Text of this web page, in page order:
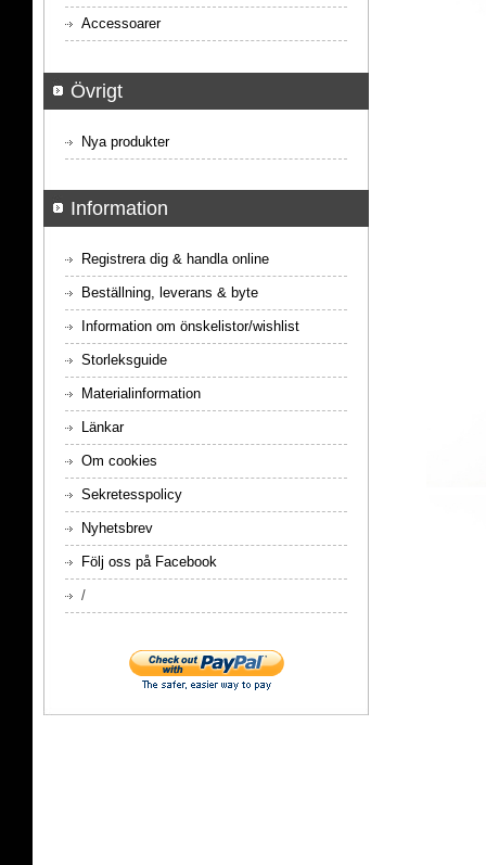
Accessoarer
Övrigt
Nya produkter
Information
Registrera dig & handla online
Beställning, leverans & byte
Information om önskelistor/wishlist
Storleksguide
Materialinformation
Länkar
Om cookies
Sekretesspolicy
Nyhetsbrev
Följ oss på Facebook
/